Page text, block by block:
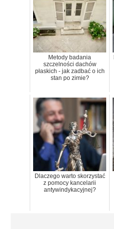
Metody badania
szczelności dachów
płaskich - jak zadbać o ich
stan po zimie?
Dlaczego warto skorzystać
z pomocy kancelarii
antywindykacyjnej?